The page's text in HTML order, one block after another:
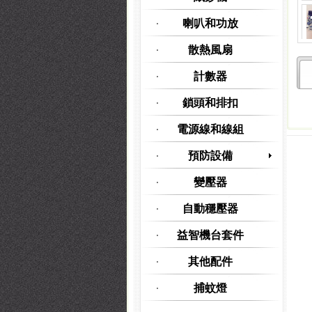
喇叭和功放
散熱風扇
計數器
鎖頭和排扣
電源線和線組
預防設備
變壓器
自動穩壓器
益智機台套件
其他配件
捕蚊燈